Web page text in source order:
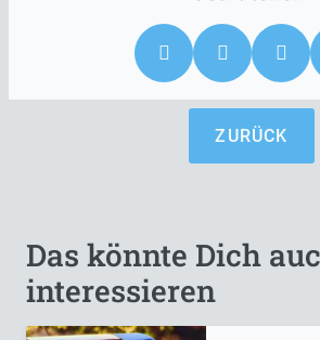
ZURÜCK
Das könnte Dich
interessieren